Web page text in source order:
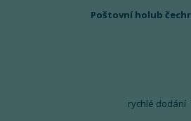
Poštovní holub
rychlé dodání